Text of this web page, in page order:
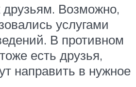
друзьям. Возможно,
услугами
В противном
есть друзья,
направить в нужное